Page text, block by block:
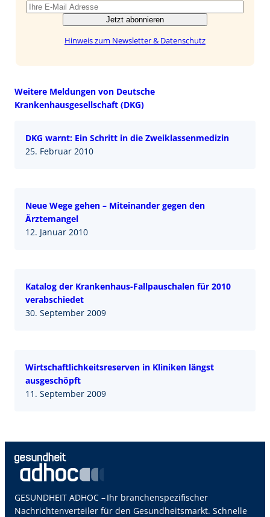
Jetzt abonnieren
Hinweis zum Newsletter & Datenschutz
Weitere Meldungen von Deutsche
Krankenhausgesellschaft (DKG)
DKG warnt: Ein Schritt in die Zweiklassenmedizin
25. Februar 2010
Neue Wege gehen – Miteinander gegen den
Ärztemangel
12. Januar 2010
Katalog der Krankenhaus-Fallpauschalen für 2010
verabschiedet
30. September 2009
Wirtschaftlichkeitsreserven in Kliniken längst
ausgeschöpft
11. September 2009
GESUNDHEIT ADHOC – Ihr branchenspezifischer
Nachrichtenverteiler für den Gesundheitsmarkt. Schnelle